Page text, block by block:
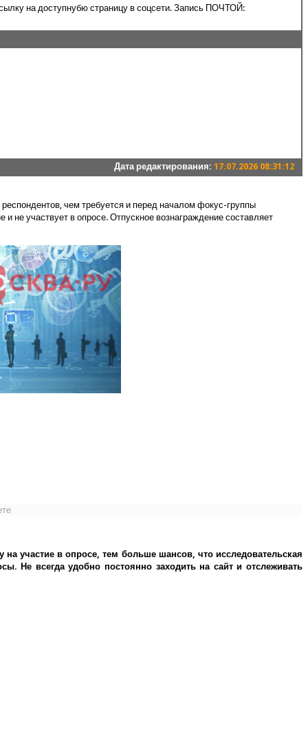
на доступнубю страницу в соцсети. Запись ПОЧТОЙ:
Дата редактирования: 17.07.2026 08:31:12
чем требуется и перед началом фокус-группы
не участвует в опросе. Отпускное вознаграждение составляет
участие в опросе, тем больше шансов, что исследовательская
Не всегда удобно постоянно заходить на сайт и отслеживать